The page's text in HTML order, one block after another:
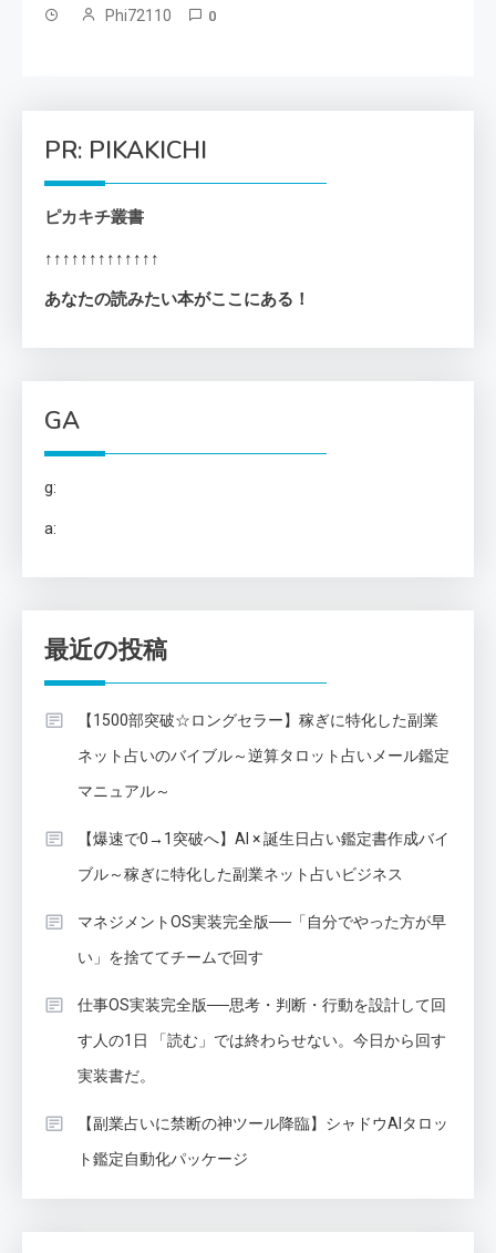
Phi72110 0
PR: PIKAKICHI
ピカキチ叢書
↑↑↑↑↑↑↑↑↑↑↑↑↑
あなたの読みたい本がここにある！
GA
g:
a:
最近の投稿
【1500部突破☆ロングセラー】稼ぎに特化した副業
ネット占いのバイブル～逆算タロット占いメール鑑定
マニュアル～
【爆速で0→1突破へ】AI × 誕生日占い鑑定書作成バイ
ブル～稼ぎに特化した副業ネット占いビジネス
マネジメントOS実装完全版──「自分でやった方が早
い」を捨ててチームで回す
仕事OS実装完全版──思考・判断・行動を設計して回
す人の1日 「読む」では終わらせない。今日から回す
実装書だ。
【副業占いに禁断の神ツール降臨】シャドウAIタロッ
ト鑑定自動化パッケージ